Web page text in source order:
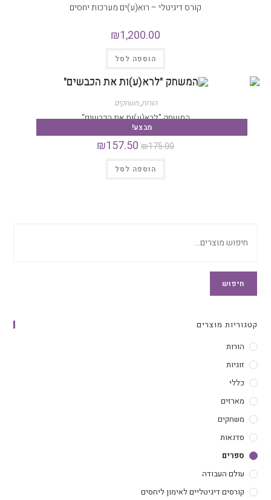
קורס דיגיטלי – רוא(ע)ים מערכות יחסים
₪1,200.00
הוספה לסל
מבצע!
הורות,משחקים
המשחק "לרא(ע)ות את הכבשים"
₪175.00
₪157.50
הוספה לסל
חיפוש
קטגוריות מוצרים
הורות
זוגיות
כללי
מארזים
משחקים
סדנאות
ספרים
עולם העבודה
קורסים דיגיטליים לאימון ליחסים